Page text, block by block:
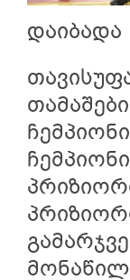
დაიბადა